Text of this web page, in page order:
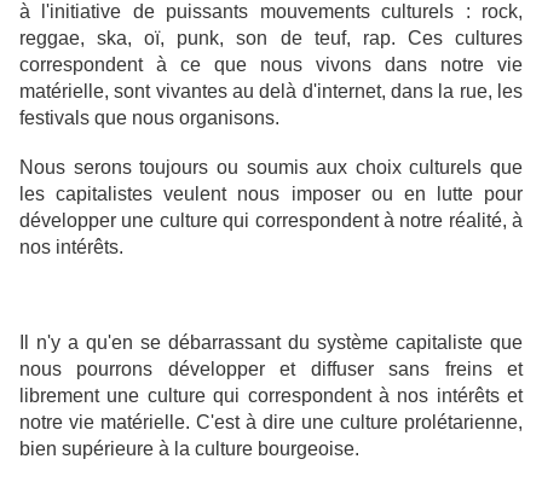
à l'initiative de puissants mouvements culturels : rock,
reggae, ska, oï, punk, son de teuf, rap. Ces cultures
correspondent à ce que nous vivons dans notre vie
matérielle, sont vivantes au delà d'internet, dans la rue, les
festivals que nous organisons.
Nous serons toujours ou soumis aux choix culturels que
les capitalistes veulent nous imposer ou en lutte pour
développer une culture qui correspondent à notre réalité, à
nos intérêts.
Il n'y a qu'en se débarrassant du système capitaliste que
nous pourrons développer et diffuser sans freins et
librement une culture qui correspondent à nos intérêts et
notre vie matérielle. C'est à dire une culture prolétarienne,
bien supérieure à la culture bourgeoise.